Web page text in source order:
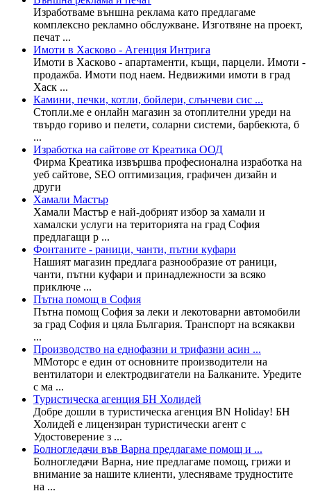
Изработваме външна реклама като предлагаме
комплексно рекламно обслужване. Изготвяне на проект,
печат ...
Имоти в Хасково - Агенция Интрига
Имоти в Хасково - апартаменти, къщи, парцели. Имоти -
продажба. Имоти под наем. Недвижими имоти в град
Хаск ...
Камини, печки, котли, бойлери, слънчеви сис ...
Стопли.ме е онлайн магазин за отоплителни уреди на
твърдо гориво и пелети, соларни системи, барбекюта, б
...
Изработка на сайтове от Креатика ООД
Фирма Креатика извършва професионална изработка на
уеб сайтове, SEO оптимизация, графичен дизайн и
други
Хамали Мастър
Хамали Мастър е най-добрият избор за хамали и
хамалски услуги на територията на град София
предлагащи р ...
Фонтаните - раници, чанти, пътни куфари
Нашият магазин предлага разнообразие от раници,
чанти, пътни куфари и принадлежности за всяко
приключе ...
Пътна помощ в София
Пътна помощ София за леки и лекотоварни автомобили
за град София и цяла България. Транспорт на всякакви
...
Производство на еднофазни и трифазни асин ...
ММоторс е един от основните производители на
вентилатори и електродвигатели на Балканите. Уредите
с ма ...
Туристическа агенция БН Холидей
Добре дошли в туристическа агенция BN Holiday! БН
Холидей е лицензиран туристически агент с
Удостоверение з ...
Болногледачи във Варна предлагаме помощ и ...
Болногледачи Варна, ние предлагаме помощ, грижи и
внимание за нашите клиенти, улесняваме трудностите
на ...